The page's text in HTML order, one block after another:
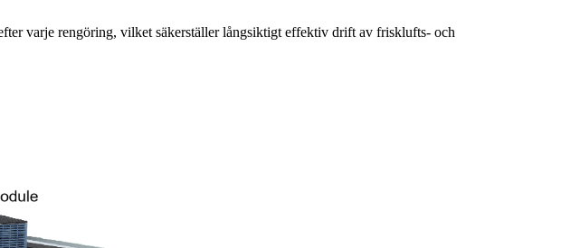
varje rengöring, vilket säkerställer långsiktigt effektiv drift av frisklufts- och